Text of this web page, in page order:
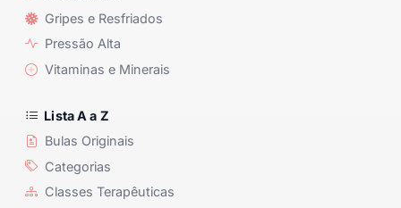
Gripes e Resfriados
Pressão Alta
Vitaminas e Minerais
Lista A a Z
Bulas Originais
Categorias
Classes Terapêuticas